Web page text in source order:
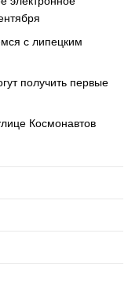
с липецким
получить первые
Космонавтов